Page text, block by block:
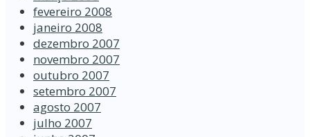
fevereiro 2008
janeiro 2008
dezembro 2007
novembro 2007
outubro 2007
setembro 2007
agosto 2007
julho 2007